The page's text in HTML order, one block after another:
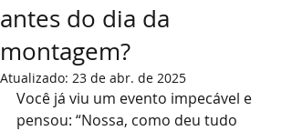
antes do dia da
montagem?
Atualizado: 23 de abr. de 2025
Você já viu um evento impecável e
pensou: “Nossa, como deu tudo